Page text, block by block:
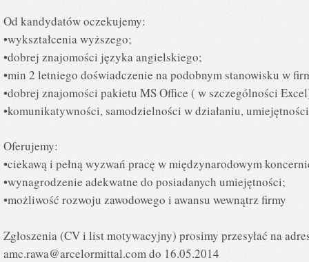
Od kandydatów oczekujemy:
•wykształcenia wyższego;
•dobrej znajomości języka angielskiego;
•min 2 letniego doświadczenie na podobnym stanowisku w
•dobrej znajomości pakietu MS Office ( w szczególności
•komunikatywności, samodzielności w działaniu,
Oferujemy:
•ciekawą i pełną wyzwań pracę w międzynarodowym
•wynagrodzenie adekwatne do posiadanych umiejętności;
•możliwość rozwoju zawodowego i awansu wewnątrz firmy
Zgłoszenia (CV i list motywacyjny) prosimy przesyłać na
amc.rawa@arcelormittal.com do 16.05.2014